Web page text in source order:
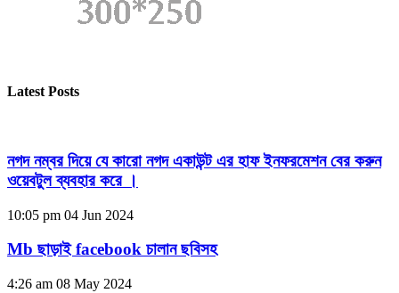
Latest Posts
নগদ নম্বর দিয়ে যে কারো নগদ একাউন্ট এর হাফ ইনফরমেশন বের করুন
ওয়েবটুল ব্যবহার করে ।
10:05 pm 04 Jun 2024
Mb ছাড়াই facebook চালান ছবিসহ
4:26 am 08 May 2024